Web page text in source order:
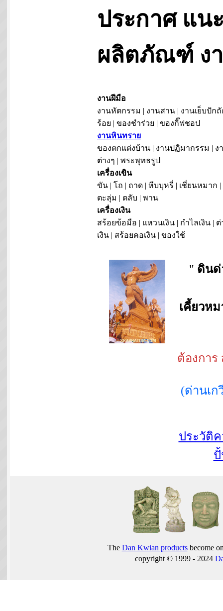
ประกาศ แน
ผลิตภัณฑ์ ง
งานฝีมือ
งานหัตกรรม | งานสาน | งานเย็บปัก
ร้อย | ของชำร่วย | ของกิ๊ฟชอป
งานหินทราย
ของตกแต่งบ้าน | งานปฏิมากรรม | ง
ต่างๆ | พระพุทธรูป
เครื่องเขิน
ขัน | โถ | ถาด | หีบบุหรี่ | เชี่ยนหมาก |
ตะลุ่ม | ตลับ | พาน
เครื่องเงิน
สร้อยข้อมือ | แหวนเงิน | กำไลเงิน | ต่
เงิน | สร้อยคอเงิน | ของใช้
" ดินด่
เคี้ยวห
ต้องกา
(ด่านเ
ประวัติ
The Dan Kwian productsbecome
copyright © 1999 - 2024